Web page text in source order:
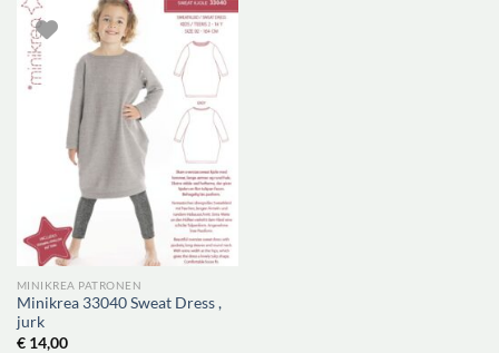
MINIKREA PATRONEN
Minikrea 33040 Sweat Dress ,
jurk
€14,00